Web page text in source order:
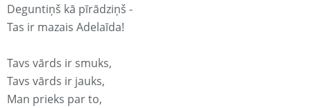
Deguntiņš kā pīrādziņš -
Tas ir mazais Adelaīda!
Tavs vārds ir smuks,
Tavs vārds ir jauks,
Man prieks par to,